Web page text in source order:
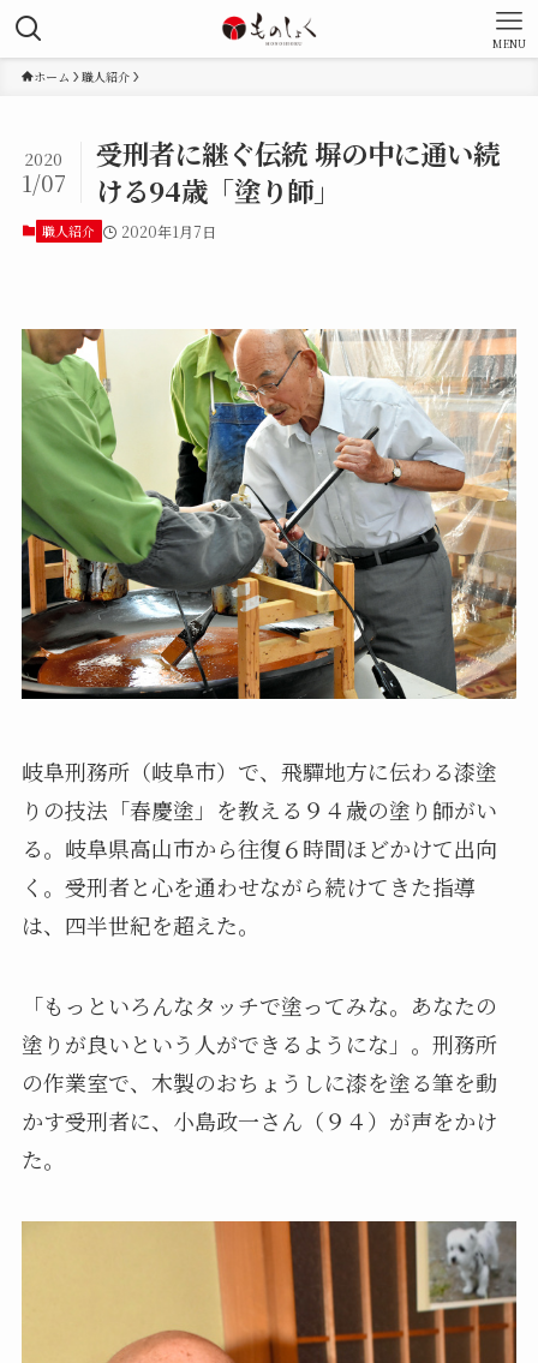
MENU
ホーム 職人紹介
受刑者に継ぐ伝統 塀の中に通い続
ける94歳「塗り師」
2020
1/07
職人紹介 2020年1月7日
岐阜刑務所（岐阜市）で、飛驒地方に伝わる漆塗
りの技法「春慶塗」を教える９４歳の塗り師がい
る。岐阜県高山市から往復６時間ほどかけて出向
く。受刑者と心を通わせながら続けてきた指導
は、四半世紀を超えた。
「もっといろんなタッチで塗ってみな。あなたの
塗りが良いという人ができるようにな」。刑務所
の作業室で、木製のおちょうしに漆を塗る筆を動
かす受刑者に、小島政一さん（９４）が声をかけ
た。